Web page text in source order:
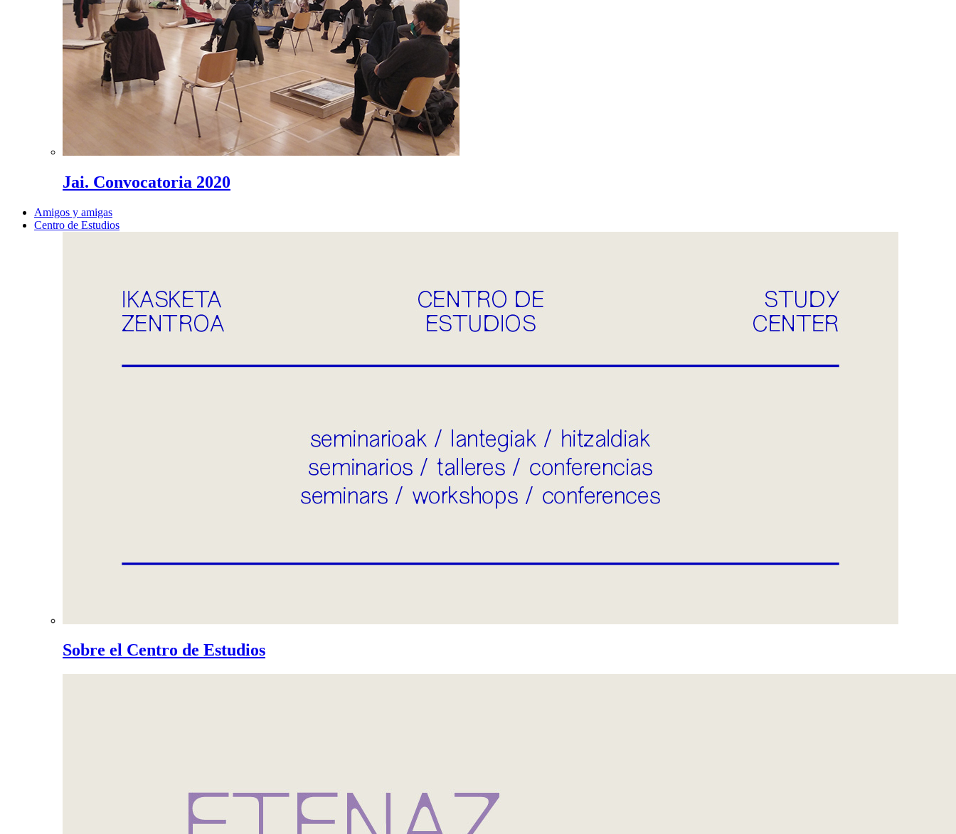
Jai. Convocatoria 2020
Amigos y amigas
Centro de Estudios
Sobre el Centro de Estudios